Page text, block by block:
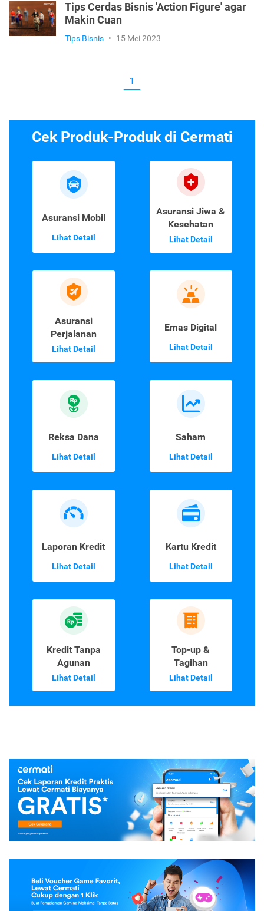
Tips Cerdas Bisnis 'Action Figure' agar
Makin Cuan
Tips Bisnis • 15 Mei 2023
1
Cek Produk-Produk di Cermati
Asuransi Mobil
Lihat Detail
Asuransi Jiwa &
Kesehatan
Lihat Detail
Asuransi
Perjalanan
Lihat Detail
Emas Digital
Lihat Detail
Reksa Dana
Lihat Detail
Saham
Lihat Detail
Laporan Kredit
Lihat Detail
Kartu Kredit
Lihat Detail
Kredit Tanpa
Agunan
Lihat Detail
Top-up &
Tagihan
Lihat Detail